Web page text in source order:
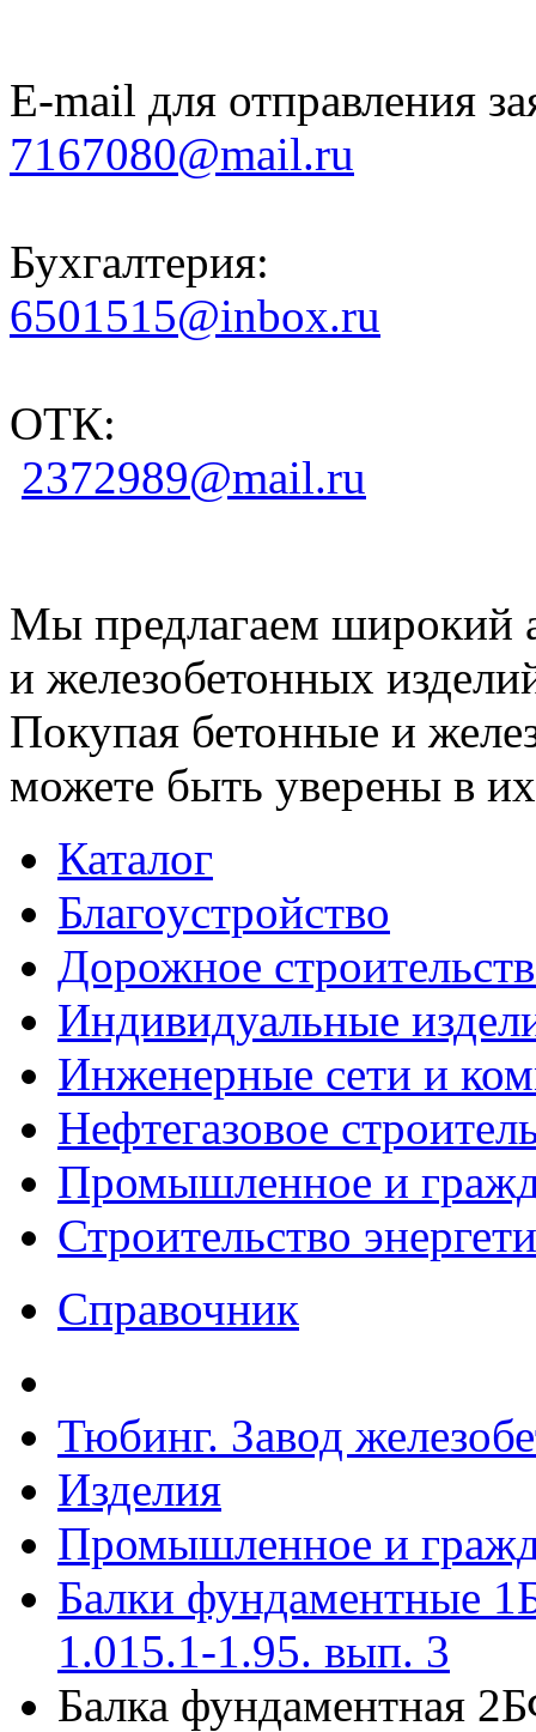
E-mail для отправления
7167080@mail.ru
Бухгалтерия:
6501515@inbox.ru
ОТК:
2372989@mail.ru
Мы предлагаем широкий
и железобетонных
Покупая бетонные и
можете быть уверены в их
Каталог
Благоустройство
Дорожное
Индивидуальные
Инженерные сети и
Нефтегазовое
Промышленное и
Строительство
Справочник
Тюбинг. Завод
Изделия
Промышленное и
Балки фундаментные
1.015.1-1.95. вып. 3
Балка фундаментная